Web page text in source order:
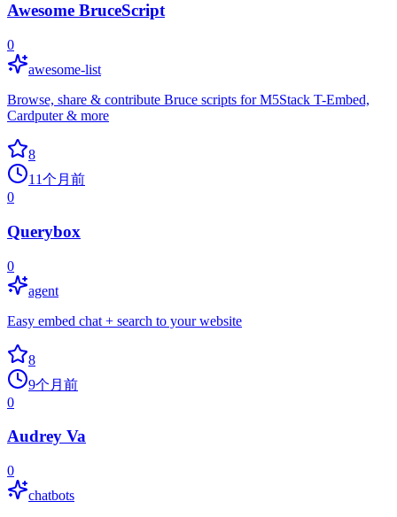
Awesome BruceScript
0
awesome-list
Browse, share & contribute Bruce scripts for M5Stack T-Embed,
Cardputer & more
8
11个月前
0
Querybox
0
agent
Easy embed chat + search to your website
8
9个月前
0
Audrey Va
0
chatbots